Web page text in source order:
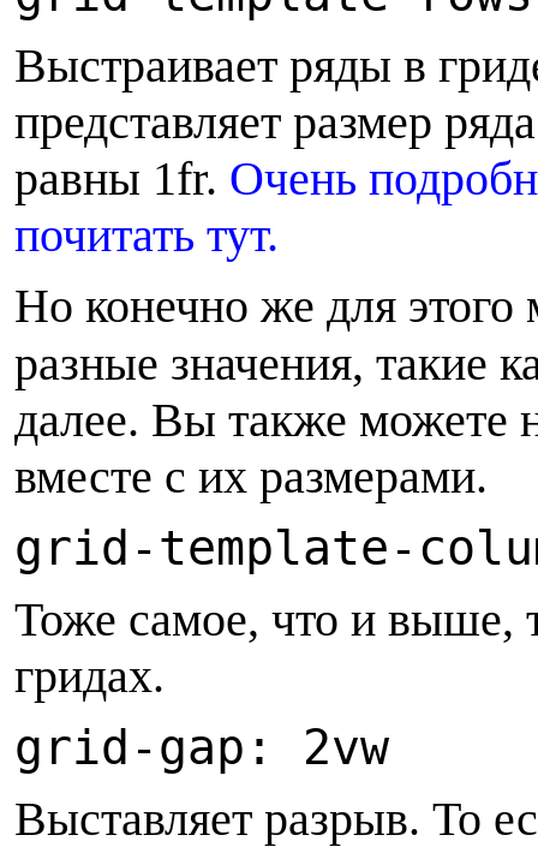
Выстраивает ряды в
представляет размер
равны 1fr. Очень
почитать тут.
Но конечно же для
разные значения, такие
далее. Вы также можете
вместе с их размерами.
g rid-template-
Тоже самое, что и выше,
гридах.
g rid-gap: 2vw
Выставляет разрыв. То